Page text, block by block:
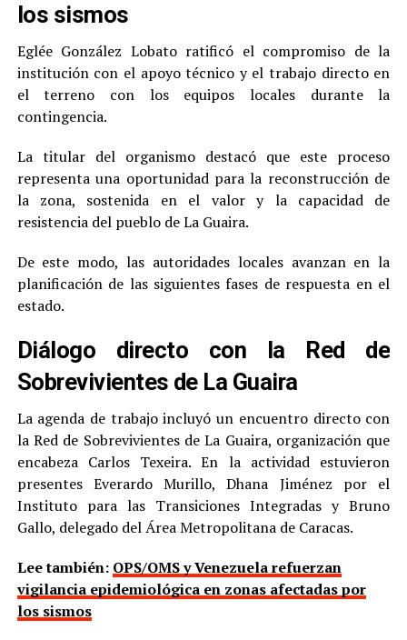
los sismos
Eglée González Lobato ratificó el compromiso de la
institución con el apoyo técnico y el trabajo directo en
el terreno con los equipos locales durante la
contingencia.
La titular del organismo destacó que este proceso
representa una oportunidad para la reconstrucción de
la zona, sostenida en el valor y la capacidad de
resistencia del pueblo de La Guaira.
De este modo, las autoridades locales avanzan en la
planificación de las siguientes fases de respuesta en el
estado.
Diálogo directo con la Red de
Sobrevivientes de La Guaira
La agenda de trabajo incluyó un encuentro directo con
la Red de Sobrevivientes de La Guaira, organización que
encabeza Carlos Texeira. En la actividad estuvieron
presentes Everardo Murillo, Dhana Jiménez por el
Instituto para las Transiciones Integradas y Bruno
Gallo, delegado del Área Metropolitana de Caracas.
Lee también: OPS/OMS y Venezuela refuerzan
vigilancia epidemiológica en zonas afectadas por
los sismos